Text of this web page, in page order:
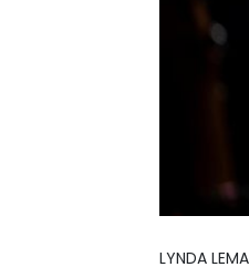
LYNDA